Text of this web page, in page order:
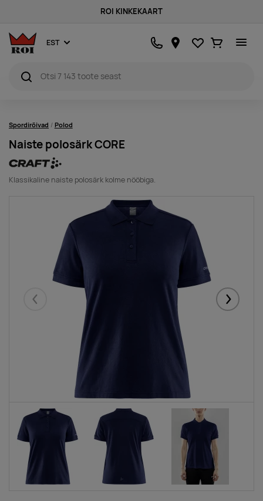
ROI KINKEKAART
EST Lemmikud
Ostukorv
Spordirõivad Polod
Naiste polosärk CORE
Klassikaline naiste polosärk kolme nööbiga.
Eelmised